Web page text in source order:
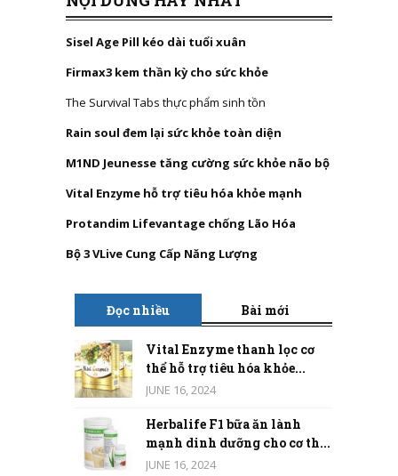
Sisel Age Pill kéo dài tuổi xuân
Firmax3 kem thần kỳ cho sức khỏe
The Survival Tabs thực phẩm sinh tồn
Rain soul đem lại sức khỏe toàn diện
M1ND Jeunesse tăng cường sức khỏe não bộ
Vital Enzyme hỗ trợ tiêu hóa khỏe mạnh
Protandim Lifevantage chống Lão Hóa
Bộ 3 VLive Cung Cấp Năng Lượng
Đọc nhiều Bài mới
Vital Enzyme thanh lọc cơ
thể hỗ trợ tiêu hóa khỏe...
JUNE 16, 2024
Herbalife F1 bữa ăn lành
mạnh dinh dưỡng cho cơ th...
JUNE 16, 2024